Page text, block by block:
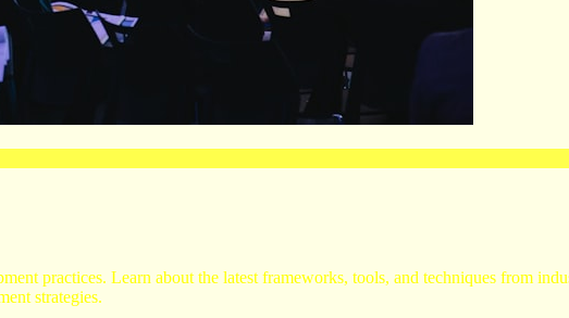
practices. Learn about the latest frameworks, tools, and techniques from
strategies.